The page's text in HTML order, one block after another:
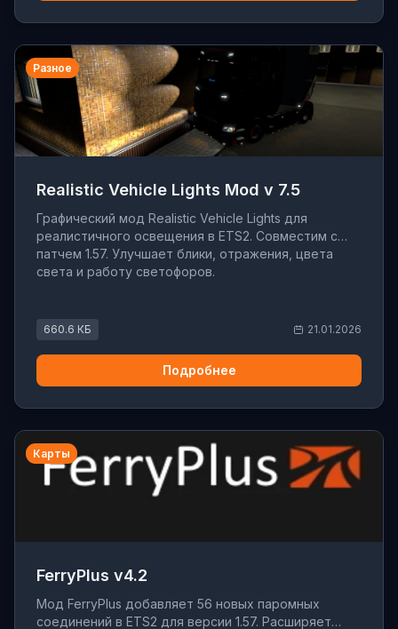
Разное
Realistic Vehicle Lights Mod v 7.5
Графический мод Realistic Vehicle Lights для
реалистичного освещения в ETS2. Совместим с
патчем 1.57. Улучшает блики, отражения, цвета
света и работу светофоров.
660.6 КБ 21.01.2026
Подробнее
Карты
FerryPlus v4.2
Мод FerryPlus добавляет 56 новых паромных
соединений в ETS2 для версии 1.57. Расширяет